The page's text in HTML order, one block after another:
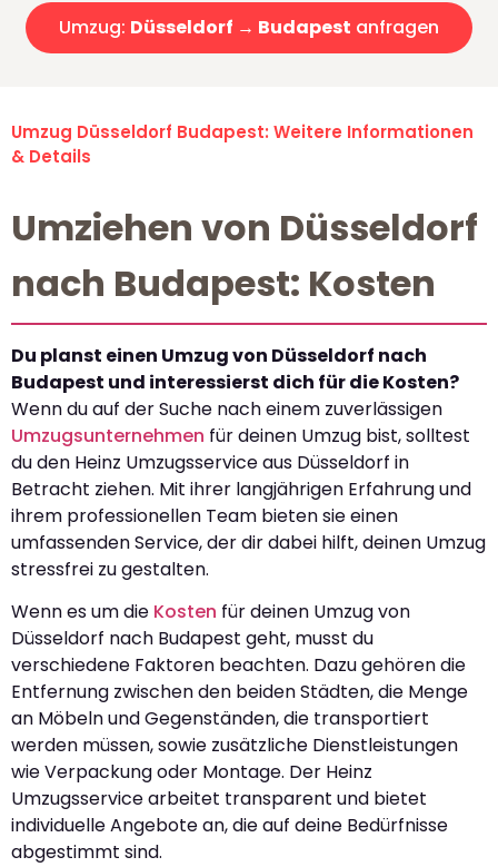
Umzug: Düsseldorf → Budapest anfragen
Umzug Düsseldorf Budapest: Weitere Informationen
& Details
Umziehen von Düsseldorf
nach Budapest: Kosten
Du planst einen Umzug von Düsseldorf nach
Budapest und interessierst dich für die Kosten?
Wenn du auf der Suche nach einem zuverlässigen
Umzugsunternehmen für deinen Umzug bist, solltest
du den Heinz Umzugsservice aus Düsseldorf in
Betracht ziehen. Mit ihrer langjährigen Erfahrung und
ihrem professionellen Team bieten sie einen
umfassenden Service, der dir dabei hilft, deinen Umzug
stressfrei zu gestalten.
Wenn es um die Kosten für deinen Umzug von
Düsseldorf nach Budapest geht, musst du
verschiedene Faktoren beachten. Dazu gehören die
Entfernung zwischen den beiden Städten, die Menge
an Möbeln und Gegenständen, die transportiert
werden müssen, sowie zusätzliche Dienstleistungen
wie Verpackung oder Montage. Der Heinz
Umzugsservice arbeitet transparent und bietet
individuelle Angebote an, die auf deine Bedürfnisse
abgestimmt sind.